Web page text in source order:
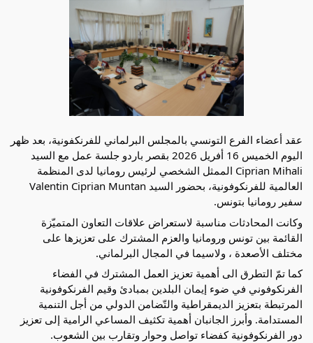
عقد أعضاء الفرع التونسي بالمجلس البرلماني للفرنكفونية، بعد ظهر
اليوم الخميس 16 أفريل 2026 بقصر باردو جلسة عمل مع السيد
Ciprian Mihali الممثل الشخصي لرئيس رومانيا لدى المنظمة
العالمية للفرنكوفونية، بحضور السيد Valentin Ciprian Muntan
سفير رومانيا بتونس.
وكانت المحادثات مناسبة لاستعراض علاقات التعاون المتميّزة
القائمة بين تونس ورومانيا والعزم المشترك على تعزيزها على
مختلف الأصعدة ، ولاسيما في المجال البرلماني.
كما تمّ التطرق الى أهمية تعزيز العمل المشترك في الفضاء
الفرنكوفوني في ضوء إيمان البلدين بمبادئ وقيم الفرنكوفونية
المرتبطة بتعزيز الديمقراطية والتّضامن الدولي من أجل التنمية
المستدامة. وأبرز الجانبان أهمية تكثيف المساعي الرامية إلى تعزيز
دور الفرنكوفونية كفضاء تواصل وحوار وتقارب بين الشعوب.